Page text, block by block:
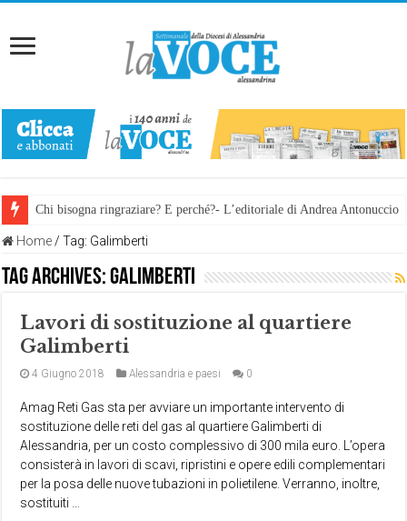
Chi bisogna ringraziare? E perché?- L’editoriale di Andrea Antonuccio
L’arte di piegarsi senza spezzarsi: la memoria della rinascita.
Home / Tag: Galimberti
Tag Archives:Galimberti
Lavori di sostituzione al quartiere
Galimberti
4 Giugno 2018 Alessandria e paesi 0
Amag Reti Gas sta per avviare un importante intervento di
sostituzione delle reti del gas al quartiere Galimberti di
Alessandria, per un costo complessivo di 300 mila euro. L’opera
consisterà in lavori di scavi, ripristini e opere edili complementari
per la posa delle nuove tubazioni in polietilene. Verranno, inoltre,
sostituiti …